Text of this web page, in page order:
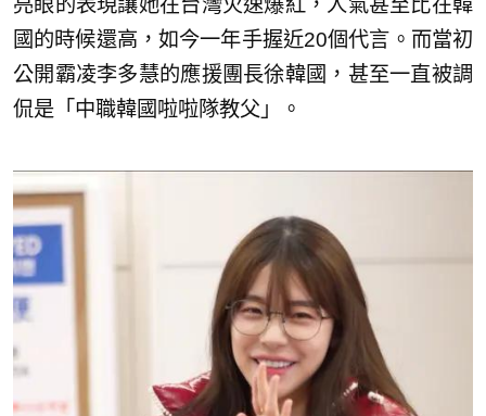
亮眼的表現讓她在台灣火速爆紅，人氣甚至比在韓
國的時候還高，如今一年手握近20個代言。而當初
公開霸凌李多慧的應援團長徐韓國，甚至一直被調
侃是「中職韓國啦啦隊教父」。